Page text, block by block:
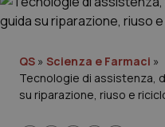
Governo e
Regioni e Asl
QS » Scienza e Farmaci »
Tecnologie di assistenza,
su riparazione, riuso e